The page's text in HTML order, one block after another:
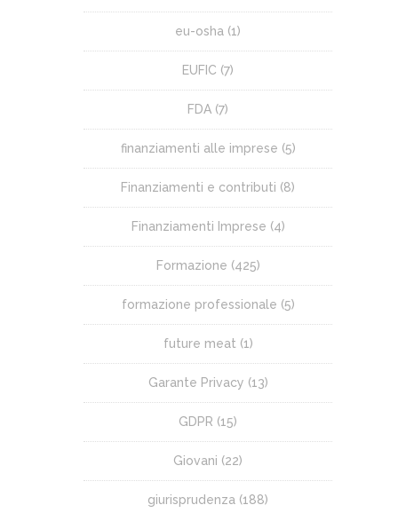
eu-osha (1)
EUFIC (7)
FDA (7)
finanziamenti alle imprese (5)
Finanziamenti e contributi (8)
Finanziamenti Imprese (4)
Formazione (425)
formazione professionale (5)
future meat (1)
Garante Privacy (13)
GDPR (15)
Giovani (22)
giurisprudenza (188)